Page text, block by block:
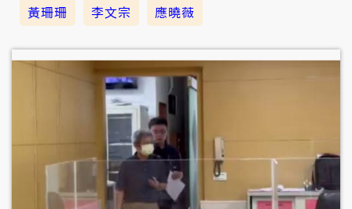
黃珊珊
李文宗 應曉薇